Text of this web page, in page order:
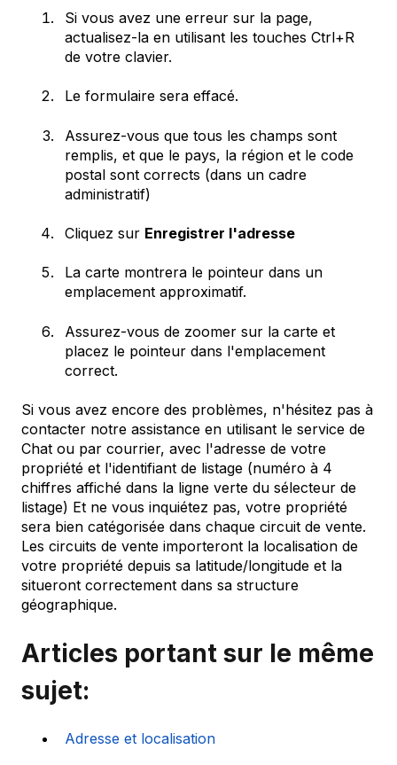
Si vous avez une erreur sur la page,
actualisez-la en utilisant les touches Ctrl+R
de votre clavier.
Le formulaire sera effacé.
Assurez-vous que tous les champs sont
remplis, et que le pays, la région et le code
postal sont corrects (dans un cadre
administratif)
Cliquez sur Enregistrer l'adresse
La carte montrera le pointeur dans un
emplacement approximatif.
Assurez-vous de zoomer sur la carte et
placez le pointeur dans l'emplacement
correct.
Si vous avez encore des problèmes, n'hésitez pas à
contacter notre assistance en utilisant le service de
Chat ou par courrier, avec l'adresse de votre
propriété et l'identifiant de listage (numéro à 4
chiffres affiché dans la ligne verte du sélecteur de
listage) Et ne vous inquiétez pas, votre propriété
sera bien catégorisée dans chaque circuit de vente.
Les circuits de vente importeront la localisation de
votre propriété depuis sa latitude/longitude et la
situeront correctement dans sa structure
géographique.
Articles portant sur le même
sujet:
Adresse et localisation